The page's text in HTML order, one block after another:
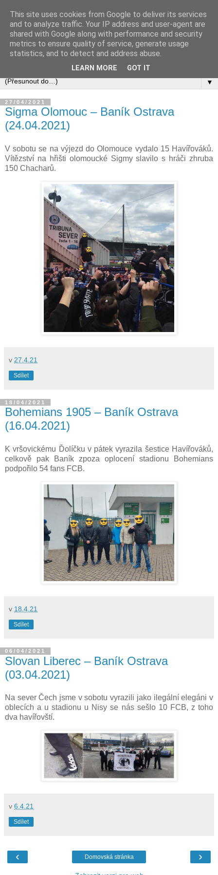
▼
27/04/2021
Sigma Olomouc – Baník Ostrava
(24.04.2021)
V sobotu se na výjezd do Olomouce vydalo 15 Havířováků.
Vítězství na hřišti olomoucké Sigmy slavilo s hráči zhruba
150 Chacharů.
v 27.4.21
Sdílet
18/04/2021
Bohemians 1905 – Baník Ostrava
(16.04.2021)
K vršovickému Ďolíčku v pátek vyrazila šestice Havířováků,
celkově pak Baník zpoza oplocení stadionu Bohemians
podpořilo 54 fans FCB.
v 18.4.21
Sdílet
06/04/2021
Slovan Liberec – Baník Ostrava
(03.04.2021)
Na sever Čech jsme v sobotu vyrazili jako ilegální elegáni v
oblecích a u stadionu u Nisy se nás sešlo 10 FCB, z toho
dva havířovští.
v 6.4.21
Sdílet
‹ ›
Domovská stránka
This site uses cookies from Google to deliver its services
and to analyze traffic. Your IP address and user-agent are
shared with Google along with performance and security
metrics to ensure quality of service, generate usage
statistics, and to detect and address abuse.
LEARN MORE GOT IT